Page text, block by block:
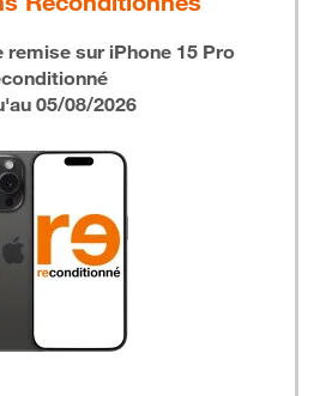
remise sur iPhone 15 Pro
05/08/2026